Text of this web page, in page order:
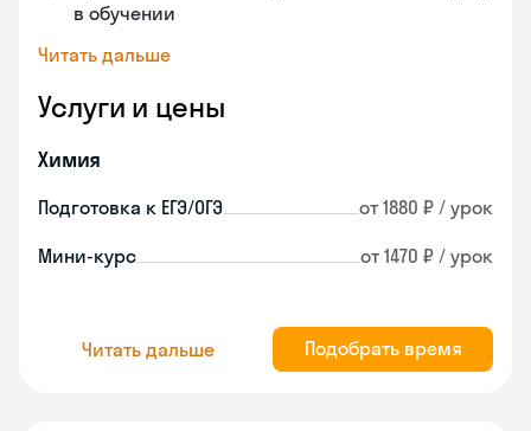
в обучении
Читать дальше
Услуги и цены
Химия
Подготовка к ЕГЭ/ОГЭ от 1880 ₽ / урок
Мини-курс от 1470 ₽ / урок
Читать дальше Подобрать время